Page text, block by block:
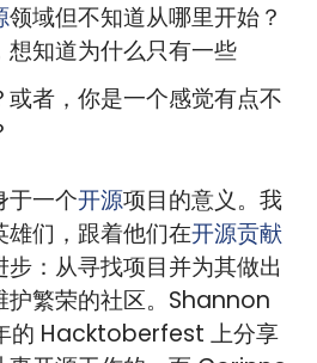
领域但不知道从哪里开始？
想知道为什么只有一些
或者，你是一个感觉有点不
于一个开源项目的意义。我
们，跟着他们在开源贡献
：从寻找项目并为其做出
护繁荣的社区。Shannon
的 Hacktoberfest 上分享